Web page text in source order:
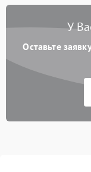
Система
Экран (дисплей)
Программные
У
Оставьте